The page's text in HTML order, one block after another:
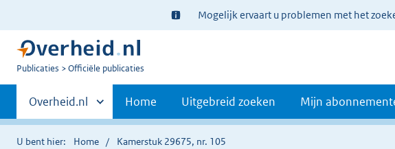
Ter
informatie:
Mogelijk ervaart u problemen met het
U
Publicaties Officiële publicaties
Primaire
navigatie
Andere
sites
binnen
Overheid.nl Home Uitgebreid zoeken Mijn
U bent hier: Home Kamerstuk 29675, nr. 105